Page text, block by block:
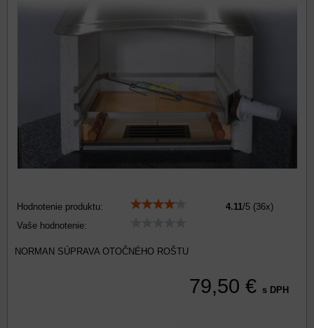
Hodnotenie produktu: 4.11/5 (36x)
Vaše hodnotenie:
NORMAN SÚPRAVA OTOČNÉHO ROŠTU
79,50 € s DPH